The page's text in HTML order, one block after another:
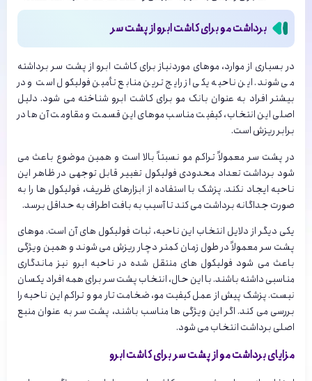
برداشت مو برای کاشت ابرو از پشت سر
در بسیاری از موارد، موهای موردنیاز برای کاشت ابرو از پشت سر برداشته
می شوند. این ناحیه یکی از رایج ترین منابع تأمین فولیکول است و در
بیشتر افراد به عنوان بانک مو برای کاشت ابرو شناخته می شود. دلیل
اصلی این انتخاب، کیفیت مناسب موهای این قسمت و مقاومت آن ها در
برابر ریزش است.
در پشت سر معمولاً تراکم مو نسبتاً بالا است و همین موضوع باعث می
شود برداشت تعداد محدودی فولیکول تغییر قابل توجهی در ظاهر این
ناحیه ایجاد نکند. پزشک با استفاده از ابزارهای ظریف، فولیکول ها را به
صورت جداگانه برداشت می کند تا آسیب به بافت اطراف به حداقل برسد.
یکی دیگر از دلایل انتخاب این ناحیه، ثبات فولیکول های آن است. موهای
پشت سر معمولاً در طول زمان کمتر دچار ریزش می شوند و همین ویژگی
باعث می شود فولیکول های منتقل شده در ناحیه ابرو نیز ماندگاری
مناسبی داشته باشند. با این حال، انتخاب پشت سر برای همه افراد یکسان
نیست. پزشک پیش از عمل کیفیت مو، ضخامت تار مو و تراکم این ناحیه را
بررسی می کند. اگر این ویژگی ها مناسب باشند، پشت سر به عنوان منبع
اصلی برداشت انتخاب می شود.
مزایای برداشت مو از پشت سر برای کاشت ابرو